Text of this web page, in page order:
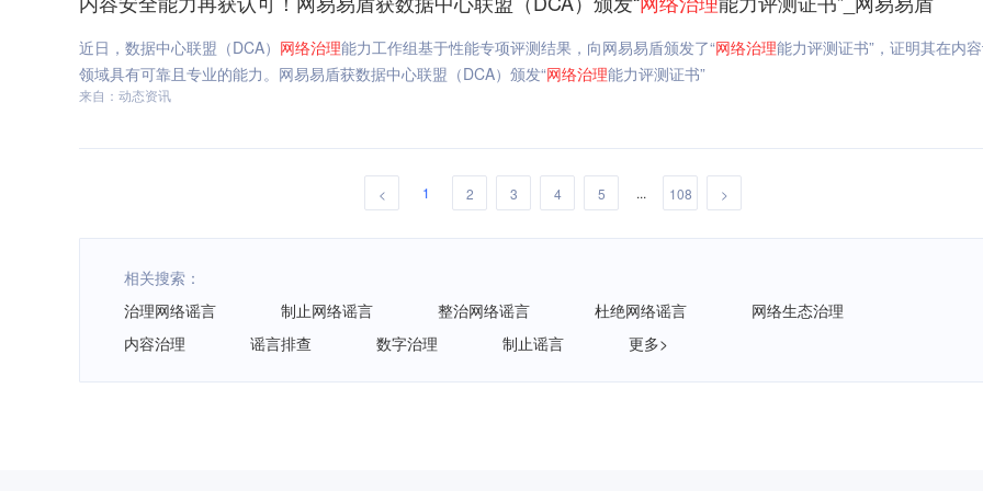
近日，数据中心联盟（DCA） 网络治理能力工作组基于性能专项评测结果，向网易易盾颁发了“网络治理能力评测证书”，证明其在内
领域具有可靠且专业的能力。网易易盾获数据中心联盟（DCA）颁发“网络治理能力评测证书”
来自：动态资讯
< 1 2 3 4 5 ... 108 >
相关搜索：
治理网络谣言
制止网络谣言 整治网络谣言 杜绝网络谣言
网络生态治理
内容治理
谣言排查 数字治理 制止谣言 更多>